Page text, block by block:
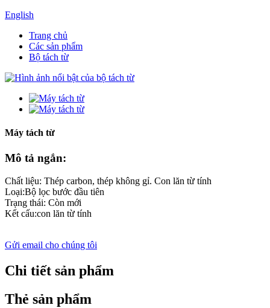
English
Trang chủ
Các sản phẩm
Bộ tách từ
Máy tách từ
Mô tả ngắn:
Chất liệu: Thép carbon, thép không gỉ. Con lăn từ tính
Loại:Bộ lọc bước đầu tiên
Trạng thái: Còn mới
Kết cấu:con lăn từ tính
Gửi email cho chúng tôi
Chi tiết sản phẩm
Thẻ sản phẩm